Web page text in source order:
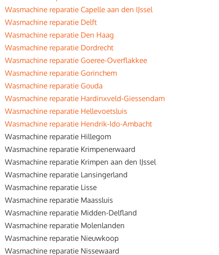
Wasmachine reparatie Capelle aan den IJssel
Wasmachine reparatie Delft
Wasmachine reparatie Den Haag
Wasmachine reparatie Dordrecht
Wasmachine reparatie Goeree-Overflakkee
Wasmachine reparatie Gorinchem
Wasmachine reparatie Gouda
Wasmachine reparatie Hardinxveld-Giessendam
Wasmachine reparatie Hellevoetsluis
Wasmachine reparatie Hendrik-Ido-Ambacht
Wasmachine reparatie Hillegom
Wasmachine reparatie Krimpenerwaard
Wasmachine reparatie Krimpen aan den IJssel
Wasmachine reparatie Lansingerland
Wasmachine reparatie Lisse
Wasmachine reparatie Maassluis
Wasmachine reparatie Midden-Delfland
Wasmachine reparatie Molenlanden
Wasmachine reparatie Nieuwkoop
Wasmachine reparatie Nissewaard